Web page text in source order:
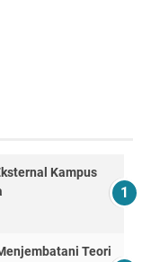
Kampus
Teori